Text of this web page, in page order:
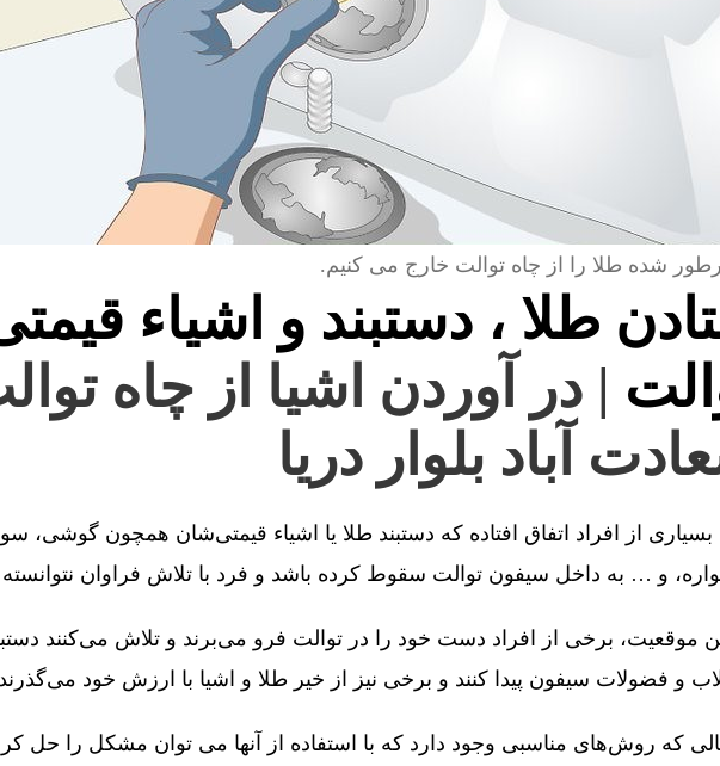
شده طلا را از چاه توالت خارج می کنیم.
طلا ، دستبند و اشیاء
| در آوردن اشیا از چاه
آباد بلوار دریا
بسیاری از افراد اتفاق افتاده که دستبند طلا یا اشیاء قیمتی‌شان همچون گوشی،
و … به داخل سیفون توالت سقوط کرده باشد و فرد با تلاش فراوان نتوانسته
موقعیت، برخی از افراد دست خود را در توالت فرو می‌برند و تلاش می‌کنند
و فضولات سیفون پیدا کنند و برخی نیز از خیر طلا و اشیا با ارزش خود
که روش‌های مناسبی وجود دارد که با استفاده از آنها می توان مشکل را حل